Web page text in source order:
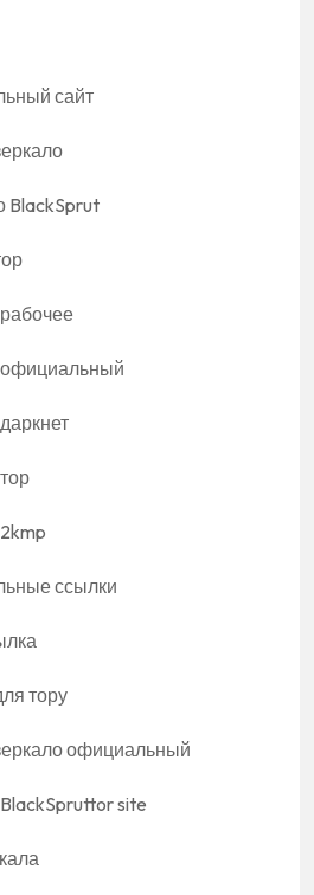
сайт
BlackSprut
официальный
ссылки
тору
официальный
site